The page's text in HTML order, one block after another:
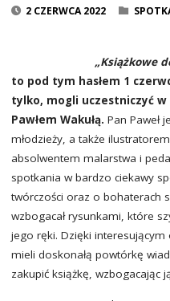
2 CZERWCA 2022
„Książkowe
to pod tym hasłem 1
tylko, mogli uczestniczyć
Pawłem Wakułą. Pan Paweł
młodzieży, a także
absolwentem malarstwa i
spotkania w bardzo ciekawy
twórczości oraz o bohaterach
wzbogacał rysunkami, które
jego ręki. Dzięki
mieli doskonałą powtórkę
zakupić książkę,